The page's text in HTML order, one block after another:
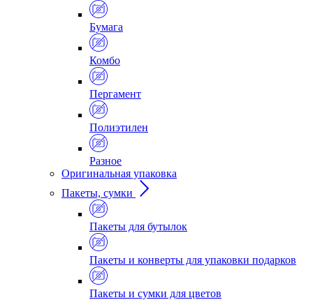
Бумага
Комбо
Пергамент
Полиэтилен
Разное
Оригинальная упаковка
Пакеты, сумки
Пакеты для бутылок
Пакеты и конверты для упаковки подарков
Пакеты и сумки для цветов